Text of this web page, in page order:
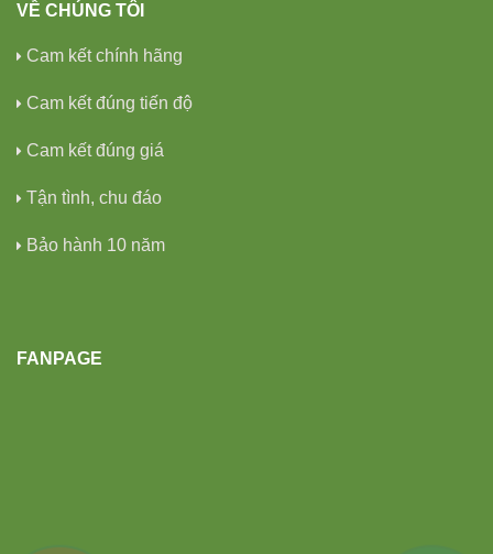
VỀ CHÚNG TÔI
Cam kết chính hãng
Cam kết đúng tiến độ
Cam kết đúng giá
Tận tình, chu đáo
Bảo hành 10 năm
FANPAGE